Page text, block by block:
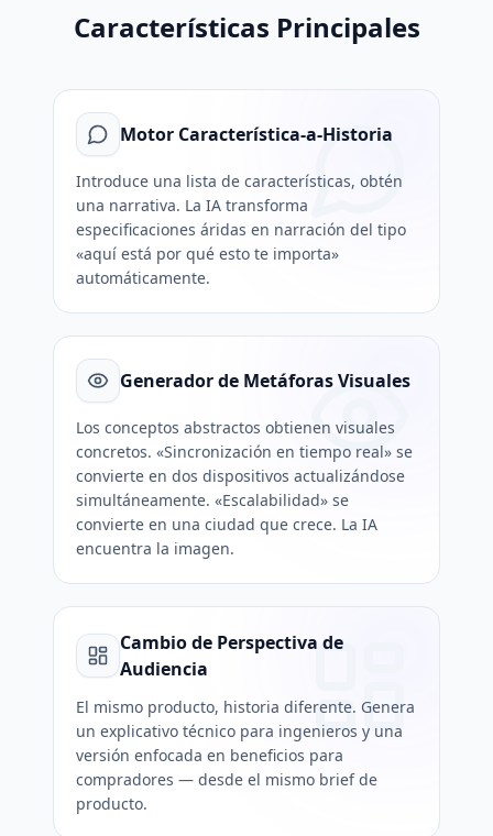
Características Principales
Motor Característica-a-Historia
Introduce una lista de características, obtén
una narrativa. La IA transforma
especificaciones áridas en narración del tipo
«aquí está por qué esto te importa»
automáticamente.
Generador de Metáforas Visuales
Los conceptos abstractos obtienen visuales
concretos. «Sincronización en tiempo real» se
convierte en dos dispositivos actualizándose
simultáneamente. «Escalabilidad» se
convierte en una ciudad que crece. La IA
encuentra la imagen.
Cambio de Perspectiva de
Audiencia
El mismo producto, historia diferente. Genera
un explicativo técnico para ingenieros y una
versión enfocada en beneficios para
compradores — desde el mismo brief de
producto.